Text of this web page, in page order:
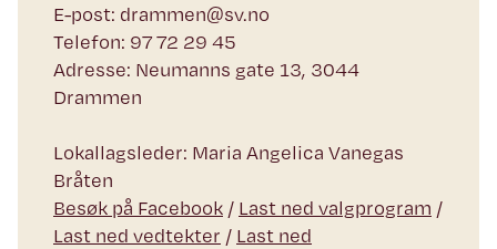
E-post: drammen@sv.no
Telefon: 97 72 29 45
Adresse: Neumanns gate 13, 3044
Drammen
Lokallagsleder: Maria Angelica Vanegas
Bråten
Besøk på Facebook / Last ned valgprogram /
Last ned vedtekter / Last ned